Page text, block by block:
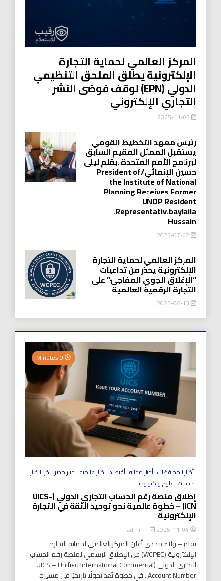
المركز العالمي لحماية التجارة
الإلكترونية يطلق الملحق التنظيمي
الدولي (EPN) لوقف فوضى النشر
التجاري الإلكتروني
رئيس معهد التخطيط القومي
يستقبل الممثل المقيم السابق
لبرنامج الأمم المتحدة .بقلم ليلى
حسين الإنمائي/President of
the Institute of National
Planning Receives Former
UNDP Resident
.Representativ.baylaila
Hussain
2025-07-02
المركز العالمي لحماية التجارة
الإلكترونية يحذر من تداعيات
“الإغلاق الجوي المفاجئ” على
التجارة الرقمية العالمية
2025-06-13
أخبار المحافظات أخبار محليه أقتصاد اخبار عالميه اخبار مصر اخر الاخبار
خدمات علوم وتكنولوجيا
إطلاق منصة رقم الحساب التجاري الدولي (UICS-
ICN) – خطوة عالمية نحو توحيد الثقة في التجارة
الإلكترونية
2025-11-04
بقلم – ولاء مجدي أعلن المركز العالمي لحماية التجارة
الإلكترونية (WCPEC) عن الإطلاق الرسمي لمنصة رقم الحساب
التجاري الدولي (UICS – Unified International Commercial
Account Number). في خطوة تُعد تحولًا تاريخيًا في مسيرة